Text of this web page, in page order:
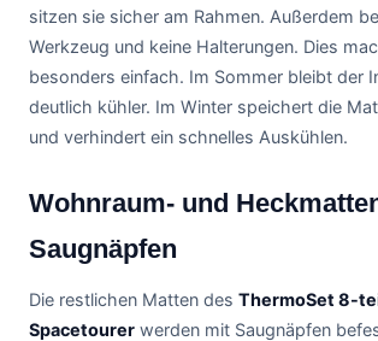
sitzen sie sicher am Rahmen. Außerdem
Werkzeug und keine Halterungen. Dies
besonders einfach. Im Sommer bleibt der
deutlich kühler. Im Winter speichert die
und verhindert ein schnelles Auskühlen.
Wohnraum- und
Saugnäpfen
Die restlichen Matten des ThermoSet 8-
Spacetourer werden mit Saugnäpfen